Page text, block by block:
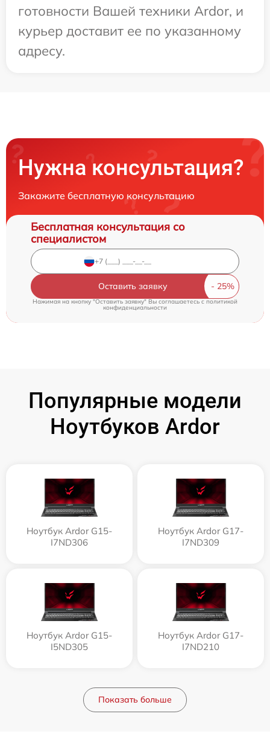
готовности Вашей техники Ardor, и
курьер доставит ее по указанному
адресу.
Нужна консультация?
Закажите бесплатную консультацию
Бесплатная консультация со
специалистом
Оставить заявку
Нажимая на кнопку "Оставить заявку" Вы соглашаетесь cполитикой
конфиденциальности
Популярные модели
Ноутбуков Ardor
Ноутбук Ardor G15-
I7ND306
Ноутбук Ardor G17-
I7ND309
Ноутбук Ardor G15-
I5ND305
Ноутбук Ardor G17-
I7ND210
Показать больше